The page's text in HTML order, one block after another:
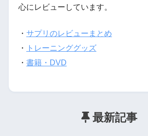
心にレビューしています。
・ サプリのレビューまとめ
・
トレーニンググッズ
・ 書籍・DVD
最新記事